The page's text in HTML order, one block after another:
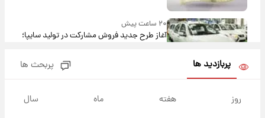
۲۰ ساعت پیش
آغاز طرح جدید فروش مشارکت در تولید سایپا؛
سود مشارکت چند درصد است؟
پربازدید ها پربحث ها
روز هفته ماه سال